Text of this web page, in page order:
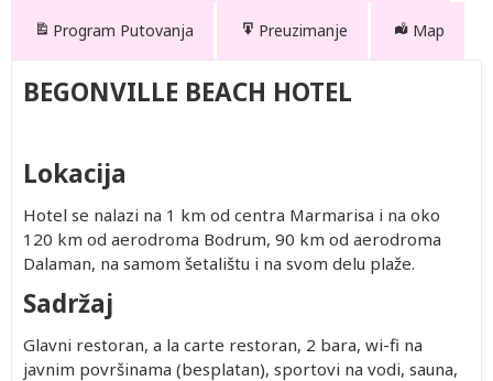
Program Putovanja Preuzimanje Map
BEGONVILLE BEACH HOTEL
Lokacija
Hotel se nalazi na 1 km od centra Marmarisa i na oko
120 km od aerodroma Bodrum, 90 km od aerodroma
Dalaman, na samom šetalištu i na svom delu plaže.
Sadržaj
Glavni restoran, a la carte restoran, 2 bara, wi-fi na
javnim površinama (besplatan), sportovi na vodi, sauna,